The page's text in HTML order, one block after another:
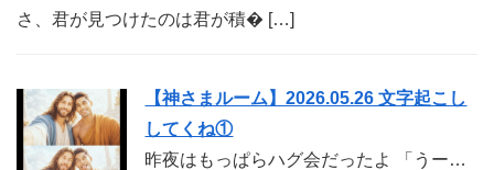
さ、君が見つけたのは君が積� […]
【神さまルーム】2026.05.26 文字起こし
してくね①
昨夜はもっぱらハグ会だったよ 「うー…